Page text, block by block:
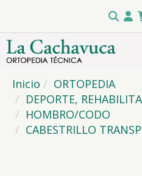
Inicio
ORTOPEDIA
DEPORTE,
HOMBRO/CODO
CABESTRILLO